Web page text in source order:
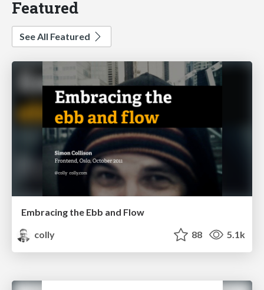
Featured
See All Featured
Embracing the Ebb and Flow
colly
88 5.1k